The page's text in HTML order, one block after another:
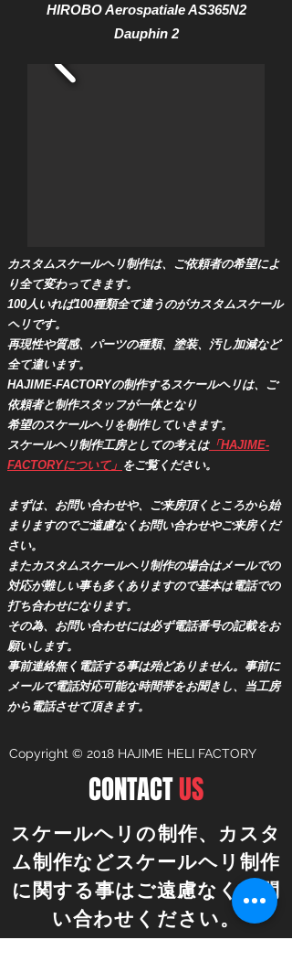
HIROBO Aerospatiale AS365N2
Dauphin 2
カスタムスケールヘリ制作は、ご依頼者の希望によ
り全て変わってきます。
100人いれば100種類全て違うのがカスタムスケール
ヘリです。
再現性や質感、パーツの種類、塗装、汚し加減など
全て違います。
HAJIME-FACTORYの制作するスケールヘリは、ご
依頼者と制作スタッフが一体となり
希望のスケールヘリを制作していきます。
スケールヘリ制作工房としての考えは「HAJIME-
FACTORYについて」 をご覧ください。
​まずは、お問い合わせや、ご来房頂くところから始
まりますのでご遠慮なくお問い合わせやご来房くだ
さい。
またカスタムスケールヘリ制作の場合はメールでの
対応が難しい事も多くありますので基本は電話での
打ち合わせになります。
その為、お問い合わせには必ず電話番号の記載をお
願いします。
事前連絡無く電話する事は殆どありません。事前に
メールで電話対応可能な時間帯をお聞きし、当工房
から電話させて頂きます。
Copyright © 2018 HAJIME HELI FACTORY
CONTACTUS
​スケールヘリの制作、カスタ
ム制作などスケールヘリ制作
に関する事はご遠慮なくお問
い合わせください。